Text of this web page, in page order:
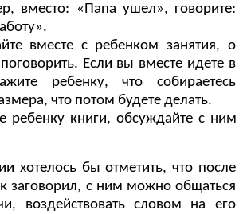
вместо: «Папа ушел», говорите:
вместе с ребенком занятия, о
Если вы вместе идете в
ребенку, что собираетесь
что потом будете делать.
ребенку книги, обсуждайте с ним
хотелось бы отметить, что после
заговорил, с ним можно общаться
воздействовать словом на его